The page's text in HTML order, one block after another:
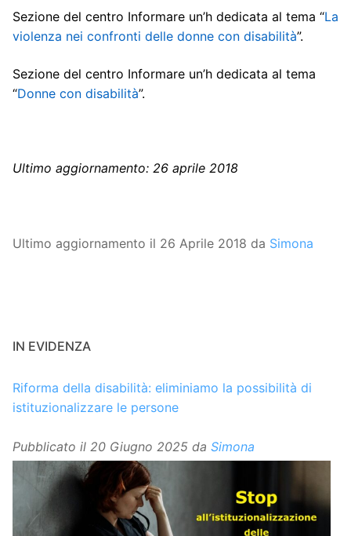
Sezione del centro Informare un’h dedicata al tema “La
violenza nei confronti delle donne con disabilità”.
Sezione del centro Informare un’h dedicata al tema
“Donne con disabilità”.
Ultimo aggiornamento: 26 aprile 2018
Ultimo aggiornamento il 26 Aprile 2018 da Simona
IN EVIDENZA
Riforma della disabilità: eliminiamo la possibilità di
istituzionalizzare le persone
Pubblicato il 20 Giugno 2025 da Simona